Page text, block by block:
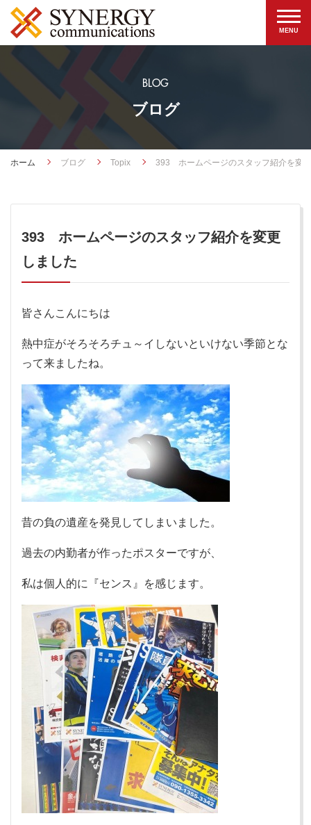
BLOG
ブログ
ホーム ブログ Topix 393 ホームページのスタッフ紹介を変
393 ホームページのスタッフ紹介を変更
しました
皆さんこんにちは
熱中症がそろそろチュ～イしないといけない季節とな
って来ましたね。
昔の負の遺産を発見してしまいました。
過去の内勤者が作ったポスターですが、
私は個人的に『センス』を感じます。